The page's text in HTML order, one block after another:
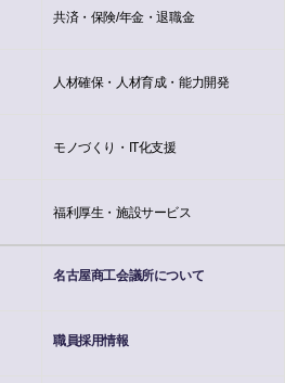
共済・保険/年金・退職金
人材確保・人材育成・能力開発
モノづくり・IT化支援
福利厚生・施設サービス
名古屋商工会議所について
職員採用情報